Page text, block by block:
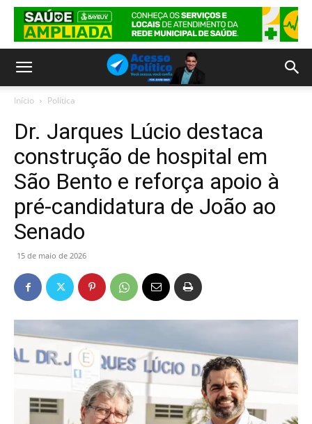
Início Política
Dr. Jarques Lúcio destaca
construção de hospital em
São Bento e reforça apoio à
pré-candidatura de João ao
Senado
15 de maio de 2026